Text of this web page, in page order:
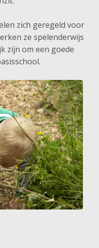
zich geregeld voor
ze spelenderwijs
zijn om een goede